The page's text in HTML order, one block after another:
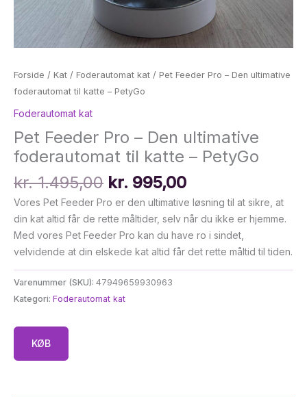
Forside / Kat / Foderautomat kat / Pet Feeder Pro – Den ultimative
foderautomat til katte – PetyGo
Foderautomat kat
Pet Feeder Pro – Den ultimative
foderautomat til katte – PetyGo
kr.1.495,00 Den
oprindelige
pris
var:
kr. 1.495,00.
kr. 995,00Den
aktuelle
pris
er:
kr. 995,00.
Vores Pet Feeder Pro er den ultimative løsning til at sikre, at
din kat altid får de rette måltider, selv når du ikke er hjemme.
Med vores Pet Feeder Pro kan du have ro i sindet,
velvidende at din elskede kat altid får det rette måltid til tiden.
Varenummer (SKU): 47949659930963
Kategori: Foderautomat kat
KØB